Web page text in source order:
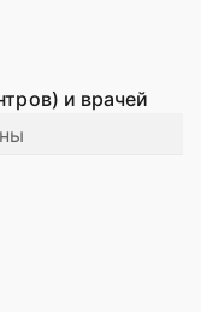
и врачей